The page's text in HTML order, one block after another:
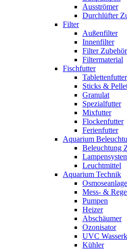
Ausströmer
Durchlüfter
Filter
Außenfilter
Innenfilter
Filter Zubehör
Filtermaterial
Fischfutter
Tablettenfutter
Sticks &
Granulat
Spezialfutter
Mixfutter
Flockenfutter
Ferienfutter
Aquarium
Beleuchtung
Leuchtmittel
Aquarium Technik
Mess- &
Pumpen
Heizer
Abschäumer
Ozonisator
UVC
Kühler